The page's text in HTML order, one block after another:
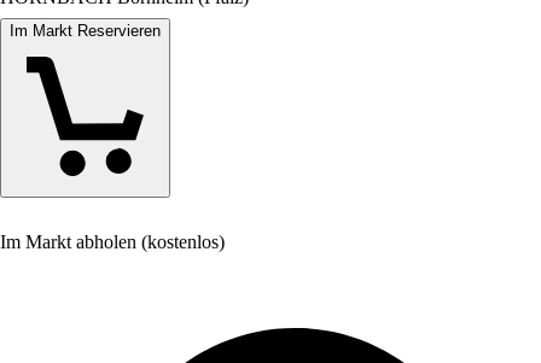
Im Markt Reservieren
Im Markt abholen (kostenlos)